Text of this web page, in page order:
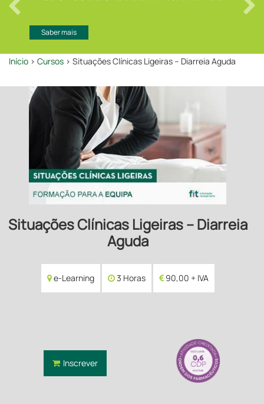
Saber mais
Início > Cursos > Situações Clínicas Ligeiras – Diarreia Aguda
Situações Clínicas Ligeiras – Diarreia
Aguda
e-Learning 3 Horas 90,00 + IVA
Inscrever